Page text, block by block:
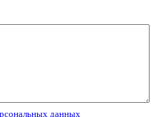
данных